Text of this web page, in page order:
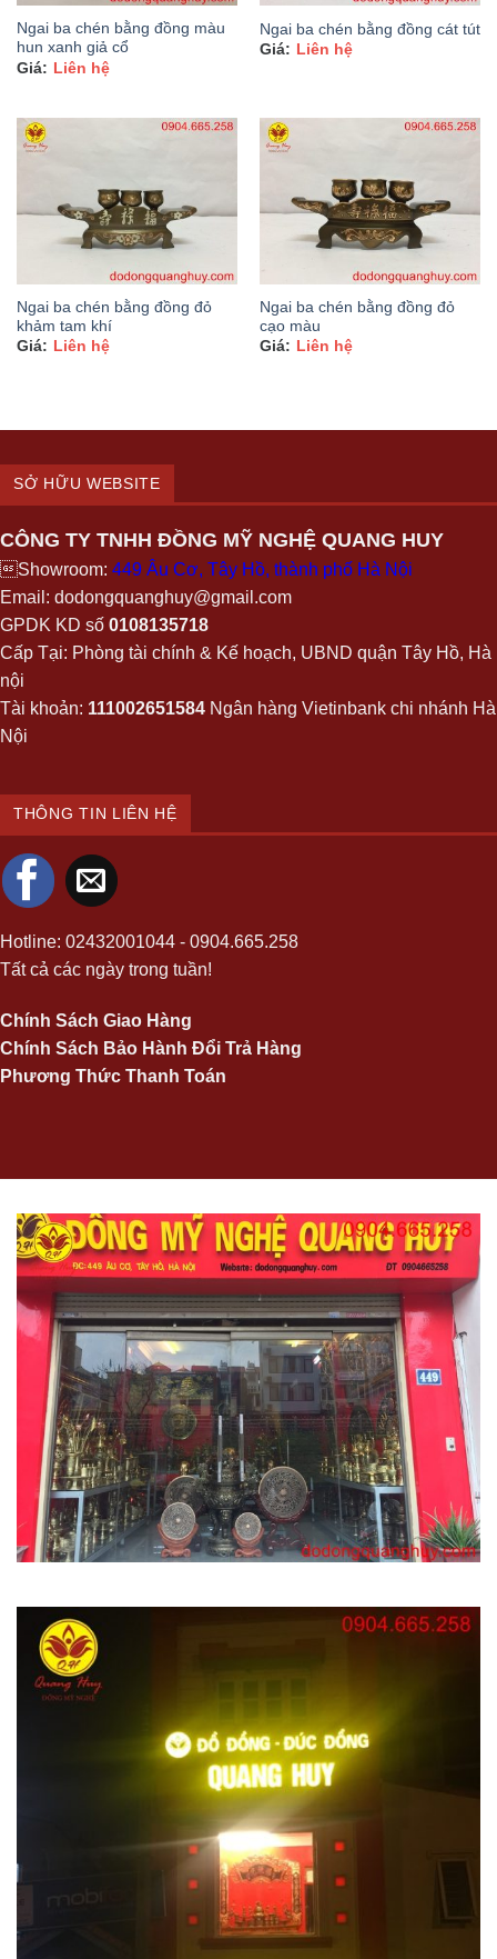
Ngai ba chén bằng đồng màu
hun xanh giả cổ
Liên hệ
Ngai ba chén bằng đồng cát tút
Liên hệ
Ngai ba chén bằng đồng đỏ
khảm tam khí
Liên hệ
Ngai ba chén bằng đồng đỏ
cạo màu
Liên hệ
SỞ HỮU WEBSITE
CÔNG TY TNHH ĐỒNG MỸ NGHỆ QUANG HUY
Showroom: 449 Âu Cơ, Tây Hồ, thành phố Hà Nội
Email: dodongquanghuy@gmail.com
GPDK KD số 0108135718
Cấp Tại: Phòng tài chính & Kế hoạch, UBND quận Tây Hồ, Hà
nội
Tài khoản: 111002651584 Ngân hàng Vietinbank chi nhánh Hà
Nội
THÔNG TIN LIÊN HỆ
Hotline: 02432001044 - 0904.665.258
Tất cả các ngày trong tuần!
Chính Sách Giao Hàng
Chính Sách Bảo Hành Đổi Trả Hàng
Phương Thức Thanh Toán